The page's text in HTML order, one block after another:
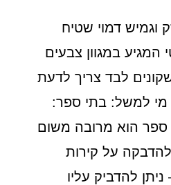
וגמיש דמוי שטיח
המגיע במגוון צבעים
לבד צריך לדעת
למשל: בתי ספר:
הוא מרובה משום
על קירות
להדביק עליו